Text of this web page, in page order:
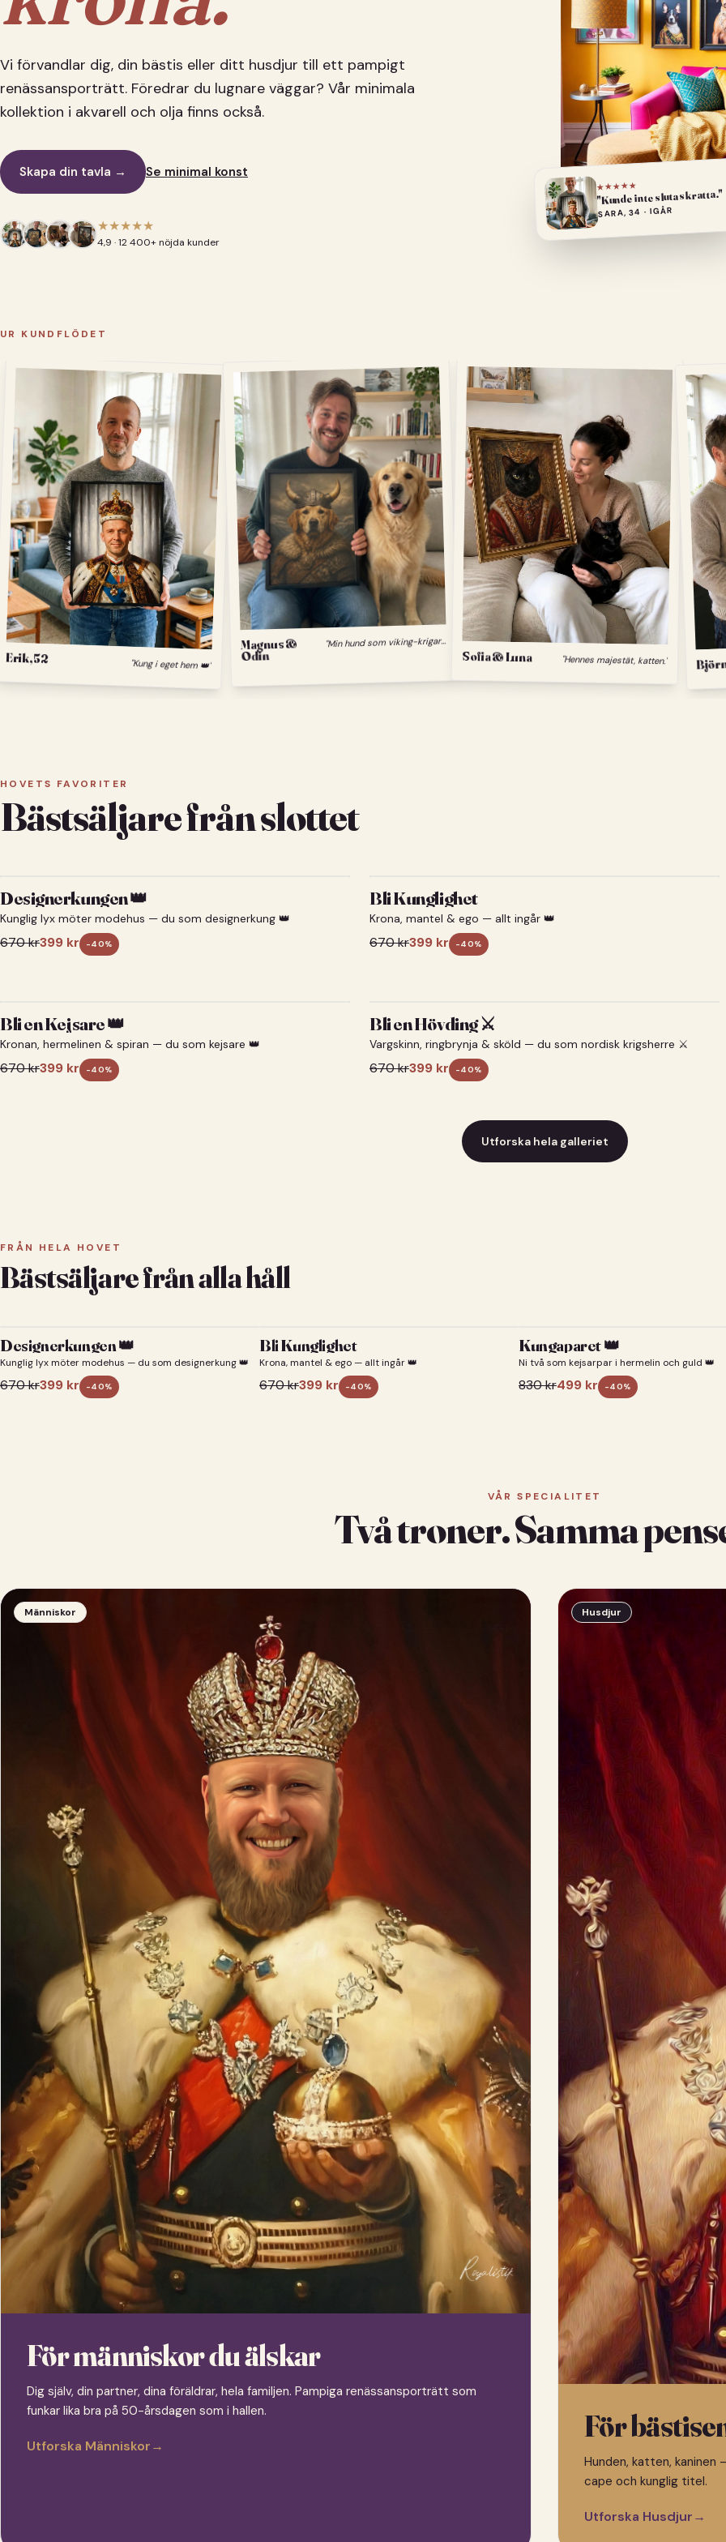
Vi förvandlar dig, din bästis eller ditt husdjur till ett pampigt
renässansporträtt. Föredrar du lugnare väggar? Vår minimala
kollektion i akvarell och olja finns också.
Skapa din tavla → Se minimal konst
★★★★★
4,9 · 12 400+ nöjda kunder
★★★★★
"Kunde inte sluta skratta."
SARA, 34 · IGÅR
UR KUNDFLÖDET
Erik, 52 "Kung i eget hem 👑"
Magnus &
Odin
"
Min hund som viking-krigare."
Sofia & Luna "Hennes majestät, katten."
HOVETS FAVORITER
Bästsäljare från slottet
Designerkungen 👑
Kunglig lyx möter modehus — du som designerkung 👑
670kr399 kr -40%
Bli Kunglighet
Krona, mantel & ego — allt ingår 👑
670kr399 kr -40%
Bli en Kejsare 👑
Kronan, hermelinen & spiran — du som kejsare 👑
670kr399 kr -40%
Bli en Hövding ⚔️
Vargskinn, ringbrynja & sköld — du som nordisk krigsherre ⚔️
670kr399 kr -40%
Utforska hela galleriet
FRÅN HELA HOVET
Bästsäljare från alla håll
Designerkungen 👑
Kunglig lyx möter modehus — du som designerkung 👑
670kr399 kr -40%
Bli Kunglighet
Krona, mantel & ego — allt ingår 👑
670kr399 kr -40%
Kungaparet 👑
Ni två som kejsarpar i hermelin och guld 👑
830kr499 kr -40%
VÅR SPECIALITET
Två troner. Samma
Människor
För människor du älskar
Dig själv, din partner, dina föräldrar, hela familjen. Pampiga renässansporträtt som
funkar lika bra på 50-årsdagen som i hallen.
Utforska Människor→
Husdjur
För
Hunden, katten, kaninen
cape och kunglig titel.
Utforska Husdjur→